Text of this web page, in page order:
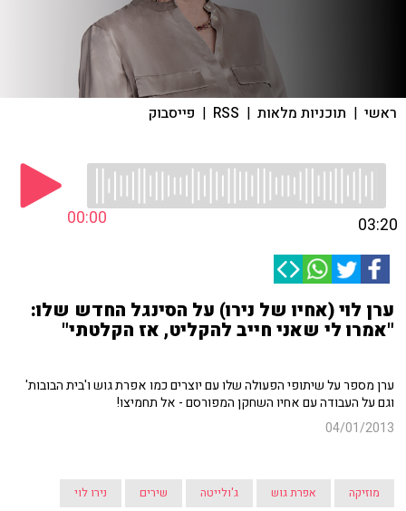
ראשי | תוכניות מלאות |
RSS
| פייסבוק
00:00 03:20
ערן לוי (אחיו של נירו) על הסינגל החדש שלו:
"אמרו לי שאני חייב להקליט, אז הקלטתי"
ערן מספר על שיתופי הפעולה שלו עם יוצרים כמו אפרת גוש ו'בית הבובות'
וגם על העבודה עם אחיו השחקן המפורסם - אל תחמיצו!
04/01/2013
מוזיקה אפרת גוש ג'ולייטה שירים נירו לוי